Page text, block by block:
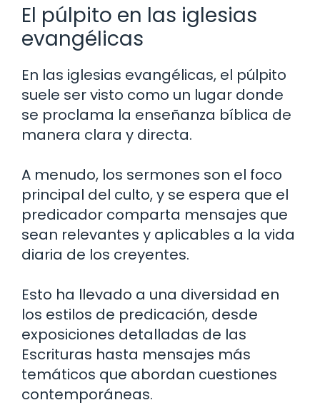
El púlpito en las iglesias
evangélicas
En las iglesias evangélicas, el púlpito
suele ser visto como un lugar donde
se proclama la enseñanza bíblica de
manera clara y directa.
A menudo, los sermones son el foco
principal del culto, y se espera que el
predicador comparta mensajes que
sean relevantes y aplicables a la vida
diaria de los creyentes.
Esto ha llevado a una diversidad en
los estilos de predicación, desde
exposiciones detalladas de las
Escrituras hasta mensajes más
temáticos que abordan cuestiones
contemporáneas.